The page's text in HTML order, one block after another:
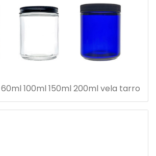
100ml 150ml 200ml vela tarro